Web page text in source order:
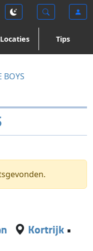
Locaties Tips
BOYS
Kortrijk •